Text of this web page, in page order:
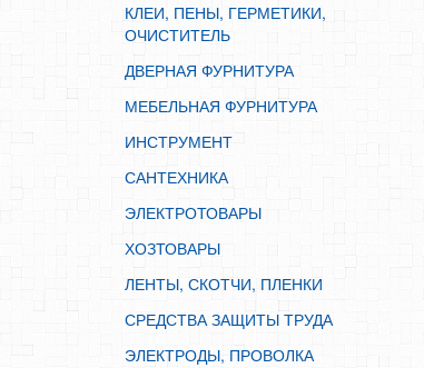
ЛЕНТЫ, СКОТЧИ, ПЛЕНКИ
СРЕДСТВА ЗАЩИТЫ ТРУДА
ЭЛЕКТРОДЫ, ПРОВОЛКА
КЛЕИ, ПЕНЫ, ГЕРМЕТИКИ,
ОЧИСТИТЕЛЬ
ДВЕРНАЯ ФУРНИТУРА
МЕБЕЛЬНАЯ ФУРНИТУРА
ИНСТРУМЕНТ
САНТЕХНИКА
ЭЛЕКТРОТОВАРЫ
ХОЗТОВАРЫ
ЛЕНТЫ, СКОТЧИ, ПЛЕНКИ
СРЕДСТВА ЗАЩИТЫ ТРУДА
ЭЛЕКТРОДЫ, ПРОВОЛКА